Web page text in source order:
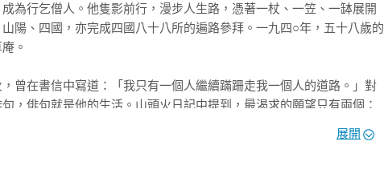
永遠失去了，當下與過去變得很親密，有時甚至覺得並非置身當下，
盈懷⋯⋯
內灘海岸的晚風潮水、夕陽與輪船。想念那樣的遼闊洶湧，濃雲背後
人，不禁對自己感慨中年好累。照顧好自己，更加清爽體面地活下
半場
為行乞僧人。他隻影前行，漫步人生路，憑著一杖、一笠、一缽展開
陽、四國，亦完成四國八十八所的遍路參拜。一九四○年，五十八歲的
。
在書信中寫道：「我只有一個人繼續蹣跚走我一個人的道路。」對
，俳句就是他的生活。山頭火日記中提到，最渴求的願望只有兩個：
堅定走去，這大概也是一種步行禪。閱讀山頭火的生平與俳句，我直覺
展開